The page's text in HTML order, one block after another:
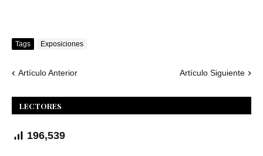
Tags Exposiciones
Artículo Anterior Artículo Siguiente
LECTORES
196,539